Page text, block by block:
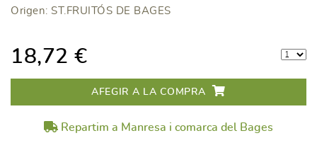
Origen: ST.FRUITÓS DE BAGES
18,72 €
AFEGIR A LA COMPRA
Repartim a Manresa i comarca del Bages